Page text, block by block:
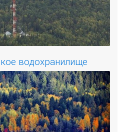
водохранилище